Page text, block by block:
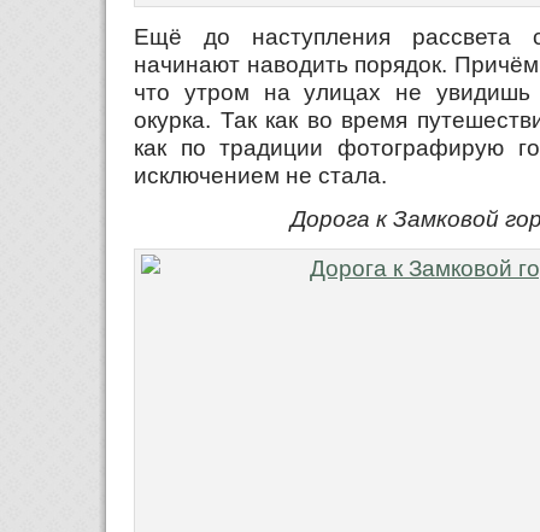
Ещё до наступления рассвета
начинают наводить порядок.
что утром на улицах не увидишь
окурка. Так как во время
как по традиции фотографирую
исключением не стала.
Дорога к Замковой